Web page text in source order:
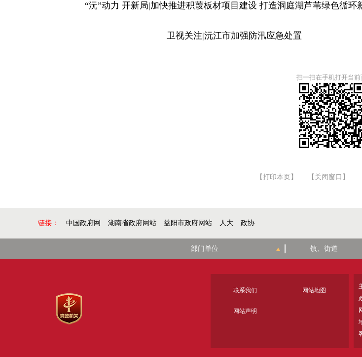
“沅”动力 开新局|加快推进积葭板材项目建设 打造洞庭湖芦苇绿色循环
卫视关注|沅江市加强防汛应急处置
扫一扫在手机打开当前
【打印本页】 【关闭窗口】
链接： 中国政府网 湖南省政府网站 益阳市政府网站 人大 政协
联系我们 网站地图
网站声明